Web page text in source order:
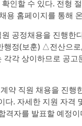
인할 수 있다. 전형
용 홈페이지를 통해
원 공정채용을 진행
정(보훈) △전산으
각 상이하므로 공
약 직원 채용을 진
다. 자세한 지원 자
격자를 발표할 예정